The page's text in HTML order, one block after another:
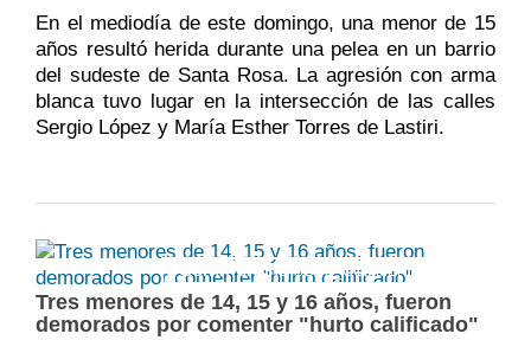
En el mediodía de este domingo, una menor de 15
años resultó herida durante una pelea en un barrio
del sudeste de Santa Rosa. La agresión con arma
blanca tuvo lugar en la intersección de las calles
Sergio López y María Esther Torres de Lastiri.
Comments:DISQUS_COMMENTS
Tres menores de 14, 15 y 16 años, fueron
demorados por comenter "hurto calificado"